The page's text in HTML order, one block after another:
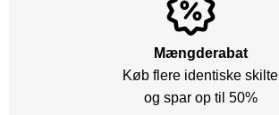
Mængderabat
Køb flere identiske skilte
og spar op til 50%